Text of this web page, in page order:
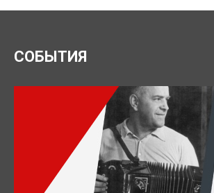
СОБЫТИЯ
Нажимая кнопку, я даю согласие на
персональных данных.
ОТПРАВИТЬ